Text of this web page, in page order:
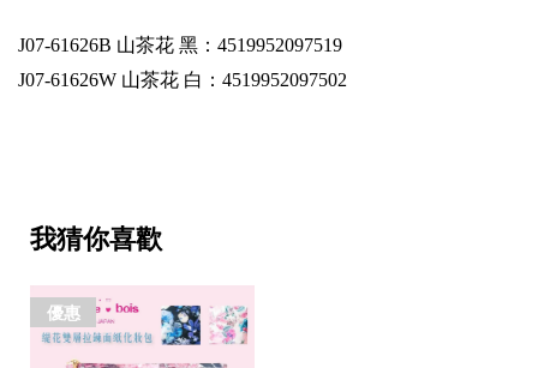
J07-61626B 山茶花 黑：4519952097519
J07-61626W 山茶花 白：4519952097502
我猜你喜歡
優惠